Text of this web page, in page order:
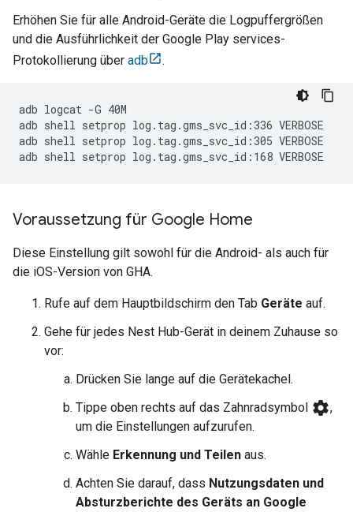
Erhöhen Sie für alle Android-Geräte die Logpuffergrößen
und die Ausführlichkeit der Google Play services-
Protokollierung über adb .
adb logcat -G 40M
adb shell setprop log.tag.gms_svc_id:336 VERBOSE
adb shell setprop log.tag.gms_svc_id:305 VERBOSE
Voraussetzung für Google Home
Diese Einstellung gilt sowohl für die Android- als auch für
die iOS-Version von GHA.
Rufe auf dem Hauptbildschirm den Tab Geräte auf.
Gehe für jedes Nest Hub-Gerät in deinem Zuhause so
vor:
Drücken Sie lange auf die Gerätekachel.
Tippe oben rechts auf das Zahnradsymbol settings,
um die Einstellungen aufzurufen.
Wähle Erkennung und Teilen aus.
Achten Sie darauf, dass Nutzungsdaten und
Absturzberichte des Geräts an Google